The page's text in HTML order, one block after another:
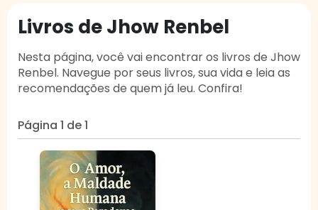
Livros de Jhow Renbel
Nesta página, você vai encontrar os livros de Jhow
Renbel. Navegue por seus livros, sua vida e leia as
recomendações de quem já leu. Confira!
Página 1 de 1